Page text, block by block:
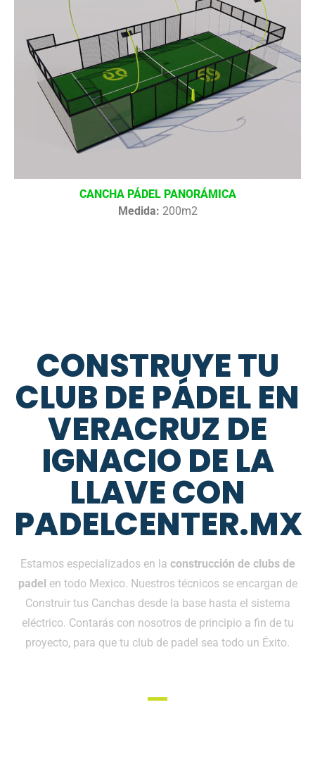
CANCHA PÁDEL PANORÁMICA
Medida: 200m2
CONSTRUYE TU
CLUB DE PÁDEL EN
VERACRUZ DE
IGNACIO DE LA
LLAVE CON
PADELCENTER.MX
Estamos especializados en la construcción de clubs de
padel en todo Mexico. Nuestros técnicos se encargan de
Construir tus Canchas desde la base hasta el sistema
eléctrico. Contarás con nosotros de principio a fin de tu
proyecto, para que tu club de padel sea todo un Éxito.